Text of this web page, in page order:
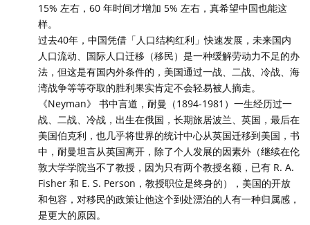
15% 左右，60 年时间才增加 5% 左右，真希望中国也能这
样。
过去40年，中国凭借「人口结构红利」快速发展，未来国内
人口流动、国际人口迁移（移民）是一种缓解劳动力不足的办
法，但这是有国内外条件的，美国通过一战、二战、冷战、海
湾战争等等夺取的胜利果实肯定不会轻易被人摘走。
《Neyman》 书中言道，耐曼（1894-1981）一生经历过一
战、二战、冷战，出生在俄国，长期旅居波兰、英国，最后在
美国伯克利，也几乎将世界的统计中心从英国迁移到美国，书
中，耐曼坦言从英国离开，除了个人发展的因素外（继续在伦
敦大学学院当不了教授，因为只有两个教授名额，已有 R. A.
Fisher 和 E. S. Person，教授职位是终身的），美国的开放
和包容，对移民的政策让他这个到处漂泊的人有一种归属感，
是更大的原因。